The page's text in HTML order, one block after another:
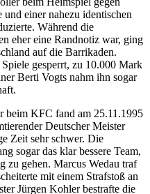
einer nahezu identischen
Während die
eher eine Randnotiz war, ging
auf die Barrikaden.
gesperrt, zu 10.000 Mark
Berti Vogts nahm ihn sogar
beim KFC fand am 25.11.1995
Deutscher Meister
Zeit sehr schwer. Die
sogar das klar bessere Team,
zu gehen. Marcus Wedau traf
mit einem Strafstoß an
Jürgen Kohler bestrafte die